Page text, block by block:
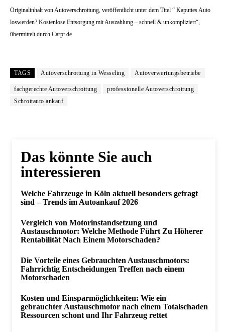
Originalinhalt von Autoverschrottung, veröffentlicht unter dem Titel “ Kaputtes Auto
loswerden? Kostenlose Entsorgung mit Auszahlung – schnell & unkompliziert“,
übermittelt durch Carpr.de
TAGS Autoverschrottung in Wesseling Autoverwertungsbetriebe
fachgerechte Autoverschrottung
professionelle Autoverschrottung
Schrottauto ankauf
Das könnte Sie auch
interessieren
Welche Fahrzeuge in Köln aktuell besonders gefragt
sind – Trends im Autoankauf 2026
Vergleich von Motorinstandsetzung und
Austauschmotor: Welche Methode Führt Zu Höherer
Rentabilität Nach Einem Motorschaden?
Die Vorteile eines Gebrauchten Austauschmotors:
Fahrrichtig Entscheidungen Treffen nach einem
Motorschaden
Kosten und Einsparmöglichkeiten: Wie ein
gebrauchter Austauschmotor nach einem Totalschaden
Ressourcen schont und Ihr Fahrzeug rettet